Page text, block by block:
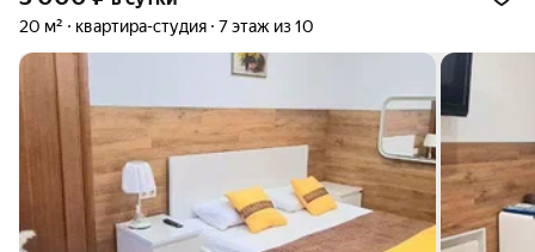
20 м² квартира-студия 7 этаж из 10